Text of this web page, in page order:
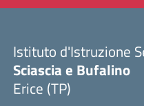
Istituto d'Istruzione
Sciascia e Bufalino
Erice (TP)